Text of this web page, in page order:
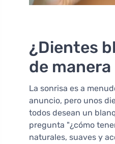
¿Dientes
de
La sonrisa es a
anuncio, pero unos
todos desean un
pregunta "¿cómo
naturales, suaves y